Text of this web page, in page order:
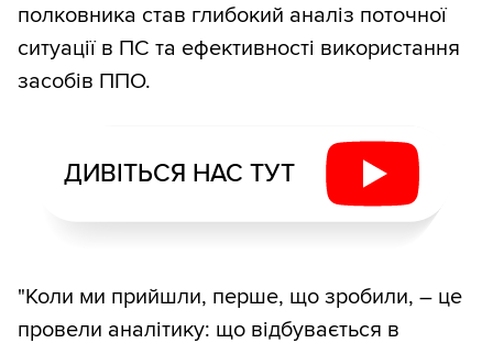
полковника став глибокий аналіз поточної
ситуації в ПС та ефективності використання
засобів ППО.
ДИВІТЬСЯ НАС ТУТ
"Коли ми прийшли, перше, що зробили, – це
провели аналітику: що відбувається в